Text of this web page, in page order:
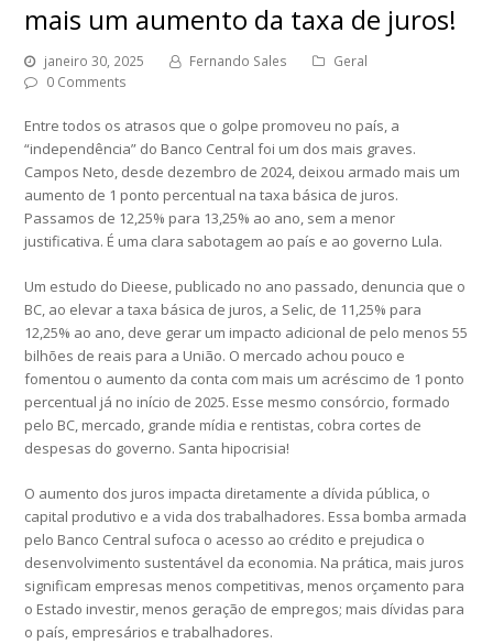
mais um aumento da taxa de juros!
janeiro 30, 2025 Fernando Sales
Geral
0 Comments
Entre todos os atrasos que o golpe promoveu no país, a
“independência” do Banco Central foi um dos mais graves.
Campos Neto, desde dezembro de 2024, deixou armado mais um
aumento de 1 ponto percentual na taxa básica de juros.
Passamos de 12,25% para 13,25% ao ano, sem a menor
justificativa. É uma clara sabotagem ao país e ao governo Lula.
Um estudo do Dieese, publicado no ano passado, denuncia que o
BC, ao elevar a taxa básica de juros, a Selic, de 11,25% para
12,25% ao ano, deve gerar um impacto adicional de pelo menos 55
bilhões de reais para a União. O mercado achou pouco e
fomentou o aumento da conta com mais um acréscimo de 1 ponto
percentual já no início de 2025. Esse mesmo consórcio, formado
pelo BC, mercado, grande mídia e rentistas, cobra cortes de
despesas do governo. Santa hipocrisia!
O aumento dos juros impacta diretamente a dívida pública, o
capital produtivo e a vida dos trabalhadores. Essa bomba armada
pelo Banco Central sufoca o acesso ao crédito e prejudica o
desenvolvimento sustentável da economia. Na prática, mais juros
significam empresas menos competitivas, menos orçamento para
o Estado investir, menos geração de empregos; mais dívidas para
o país, empresários e trabalhadores.